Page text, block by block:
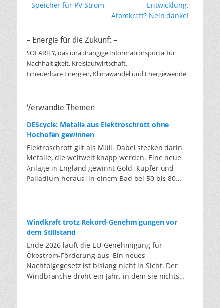
Speicher für PV-Strom
Entwicklung:
Atomkraft? Nein danke!
– Energie für die Zukunft –
SOLARIFY, das unabhängige Informationsportal für
Nachhaltigkeit, Kreislaufwirtschaft,
Erneuerbare Energien, Klimawandel und Energiewende.
Verwandte Themen
DEScycle: Metalle aus Elektroschrott ohne
Hochofen gewinnen
Elektroschrott gilt als Müll. Dabei stecken darin
Metalle, die weltweit knapp werden. Eine neue
Anlage in England gewinnt Gold, Kupfer und
Palladium heraus, in einem Bad bei 50 bis 80
tausend Grad ein. Energieintensiv und nur im
industriellen Großmaßstab möglich. Das Londoner
Start-up DEScycle hat im englischen Teesside eine
Demonstrationsanlage eröffnet, die ohne diese
Hitze auskommt: Ein chemisches Bad löst die
Metalle bei 50 bis 80 Grad heraus, statt sie
einzuschmelzen. Das Verfahren heißt Iono-
Windkraft trotz Rekord-Genehmigungen vor
dem Stillstand
Ende 2026 läuft die EU-Genehmigung für
Ökostrom-Förderung aus. Ein neues
Nachfolgegesetz ist bislang nicht in Sicht. Der
Windbranche droht ein Jahr, in dem sie nichts